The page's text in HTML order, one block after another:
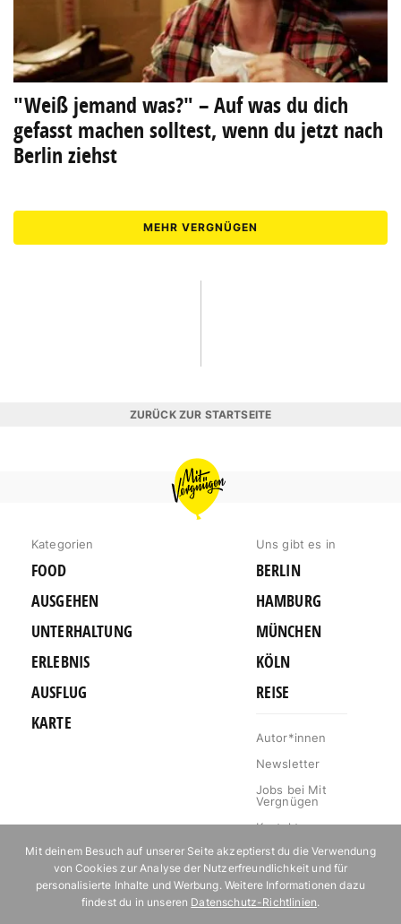
"Weiß jemand was?" – Auf was du dich
gefasst machen solltest, wenn du jetzt nach
Berlin ziehst
MEHR VERGNÜGEN
ZURÜCK ZUR STARTSEITE
MIT
VERGNÜGEN
BERLIN
Kategorien
FOOD
AUSGEHEN
UNTERHALTUNG
ERLEBNIS
AUSFLUG
KARTE
Uns gibt es in
BERLIN
HAMBURG
MÜNCHEN
KÖLN
REISE
Autor*innen
Newsletter
Jobs bei Mit
Vergnügen
Kontakt
Mediakit
Impressum
Datenschutz
Mit deinem Besuch auf unserer Seite akzeptierst du die Verwendung
von Cookies zur Analyse der Nutzerfreundlichkeit und für
personalisierte Inhalte und Werbung. Weitere Informationen dazu
findest du in unseren Datenschutz-Richtlinien.